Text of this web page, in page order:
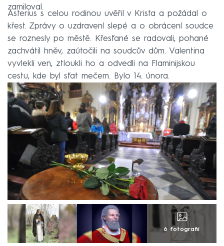
zamiloval.
Asterius s celou rodinou uvěřil v Krista a požádal o
křest. Zprávy o uzdravení slepé a o obrácení soudce
se roznesly po městě. Křesťané se radovali, pohané
zachvátil hněv, zaútočili na soudcův dům. Valentina
vyvlekli ven, ztloukli ho a odvedli na Flaminijskou
cestu, kde byl sťat mečem. Bylo 14. února.
6 fotografií